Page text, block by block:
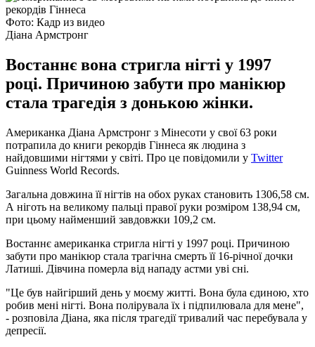
Фото: Кадр из видео
Діана Армстронг
Востаннє вона стригла нігті у 1997
році. Причиною забути про манікюр
стала трагедія з донькою жінки.
Американка Діана Армстронг з Мінесоти у свої 63 роки
потрапила до книги рекордів Гіннеса як людина з
найдовшими нігтями у світі. Про це повідомили у Twitter
Guinness World Records.
Загальна довжина її нігтів на обох руках становить 1306,58 см.
А ніготь на великому пальці правої руки розміром 138,94 см,
при цьому найменший завдовжки 109,2 см.
Востаннє американка стригла нігті у 1997 році. Причиною
забути про манікюр стала трагічна смерть її 16-річної дочки
Латиші. Дівчина померла від нападу астми уві сні.
"Це був найгірший день у моєму житті. Вона була єдиною, хто
робив мені нігті. Вона полірувала їх і підпилювала для мене",
- розповіла Діана, яка після трагедії тривалий час перебувала у
депресії.